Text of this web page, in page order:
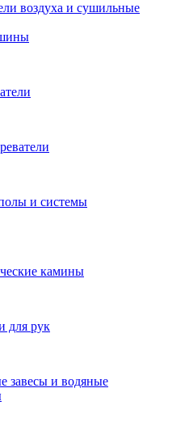
воздуха и сушильные
и системы
камины
для рук
завесы и водяные